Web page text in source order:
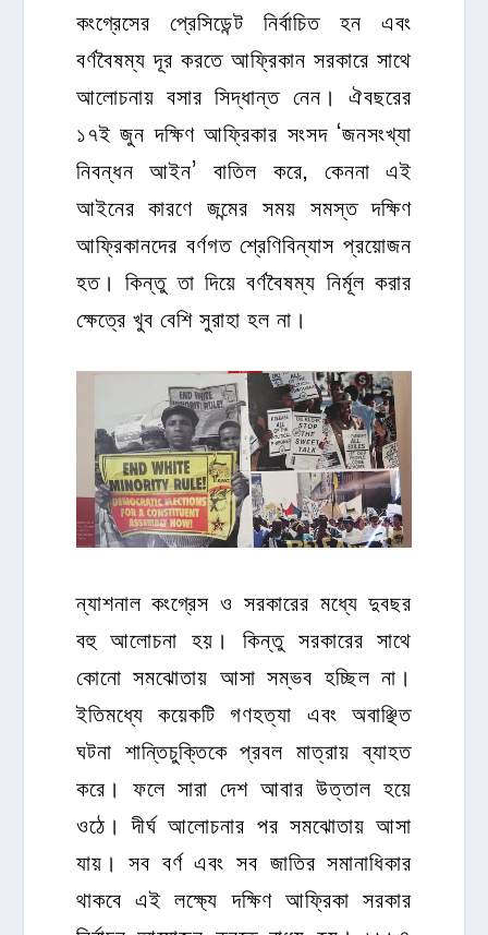
কংগ্রেসের প্রেসিডেন্ট নির্বাচিত হন এবং
বর্ণবৈষম্য দূর করতে আফ্রিকান সরকারে সাথে
আলোচনায় বসার সিদ্ধান্ত নেন। ঐবছরের
১৭ই জুন দক্ষিণ আফ্রিকার সংসদ ‘জনসংখ্যা
নিবন্ধন আইন’ বাতিল করে, কেননা এই
আইনের কারণে জন্মের সময় সমস্ত দক্ষিণ
আফ্রিকানদের বর্ণগত শ্রেণিবিন্যাস প্রয়োজন
হত। কিন্তু তা দিয়ে বর্ণবৈষম্য নির্মূল করার
ক্ষেত্রে খুব বেশি সুরাহা হল না।
ন্যাশনাল কংগ্রেস ও সরকারের মধ্যে দুবছর
বহু আলোচনা হয়। কিন্তু সরকারের সাথে
কোনো সমঝোতায় আসা সম্ভব হচ্ছিল না।
ইতিমধ্যে কয়েকটি গণহত্যা এবং অবাঞ্ছিত
ঘটনা শান্তিচুক্তিকে প্রবল মাত্রায় ব্যাহত
করে। ফলে সারা দেশ আবার উত্তাল হয়ে
ওঠে। দীর্ঘ আলোচনার পর সমঝোতায় আসা
যায়। সব বর্ণ এবং সব জাতির সমানাধিকার
থাকবে এই লক্ষ্যে দক্ষিণ আফ্রিকা সরকার